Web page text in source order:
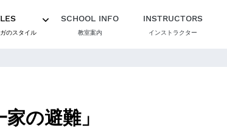
のスタイル
SCHOOL INFO
教室案内
INSTRUCTORS
インストラクター
の避難」